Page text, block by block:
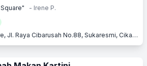
- Irene P.
Cikarang Food Square, Jl. Raya Cibarusah No.88, Sukaresmi, Cikarang, Bekasi, Jawa Barat